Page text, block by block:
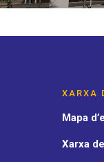
XARXA
Mapa
Xarxa